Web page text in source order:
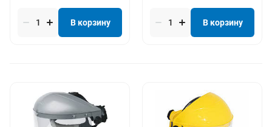
В корзину В корзину